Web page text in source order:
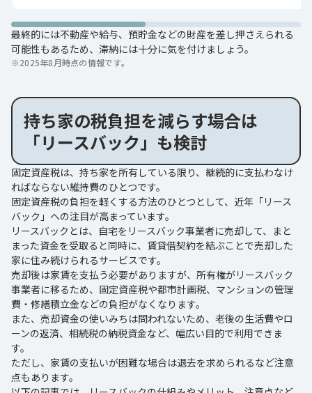
最終的には不動産や給与、預貯金などの財産を差し押さえられる
可能性もあるため、滞納には十分に気を付けましょう。
※2025年8月時点の情報です。
持ち家の税負担を減らす場合は
「リースバック」も検討
固定資産税は、持ち家を所有している限り、継続的に支払わなけ
ればならない維持費のひとつです。
固定資産税の負担を軽くする方法のひとつとして、近年「リース
バック」への注目が高まっています。
リースバックとは、自宅をリースバック事業者に売却して、まと
まった資金を受取ると同時に、賃貸借契約を結ぶことで売却した
家に住み続けられるサービスです。
売却後は家賃を支払う必要がありますが、所有権がリースバック
事業者に移るため、固定資産税や都市計画税、マンションの管理
費・修繕積立金などの負担がなくなります。
また、売却資金の使いみちは問われないため、老後の生活費やロ
ーンの返済、相続税の納税資金など、幅広い目的で利用できま
す。
ただし、家賃の支払いが困難な場合は退去を求められるなど注意
点もあります。